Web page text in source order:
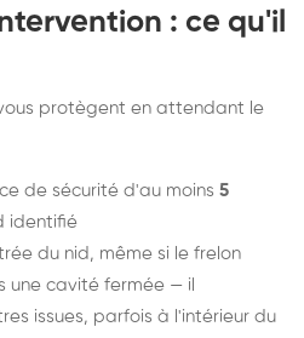
: ce qu'il
protègent en attendant le
de sécurité d'au moins 5
identifié
du nid, même si le frelon
une cavité fermée — il
issues, parfois à l'intérieur du